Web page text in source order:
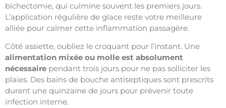
bichectomie, qui culmine souvent les premiers jours.
L’application régulière de glace reste votre meilleure
alliée pour calmer cette inflammation passagère.
Côté assiette, oubliez le croquant pour l’instant. Une
alimentation mixée ou molle est absolument
nécessaire pendant trois jours pour ne pas solliciter les
plaies. Des bains de bouche antiseptiques sont prescrits
durant une quinzaine de jours pour prévenir toute
infection interne.